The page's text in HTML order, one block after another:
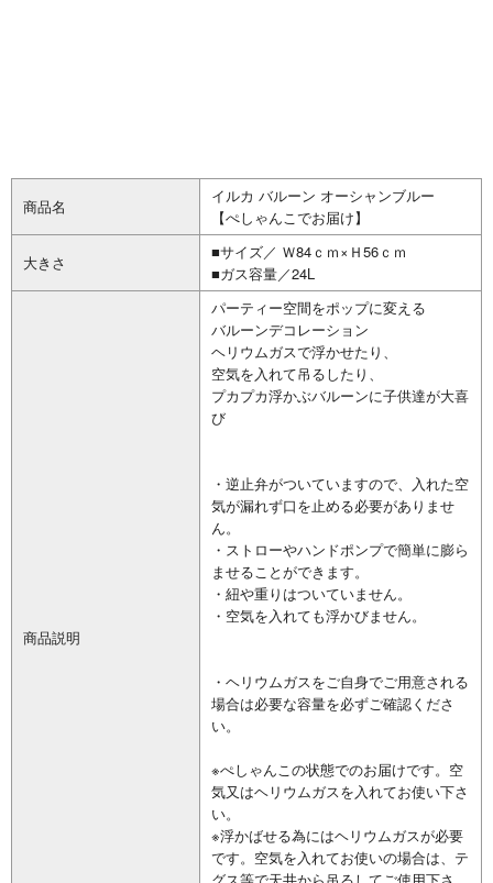
商品名
イルカ バルーン オーシャンブルー
【ぺしゃんこでお届け】
大きさ
■サイズ／ Ｗ84ｃｍ×Ｈ56ｃｍ
■ガス容量／24L
商品説明
パーティー空間をポップに変える
バルーンデコレーション
ヘリウムガスで浮かせたり、
空気を入れて吊るしたり、
プカプカ浮かぶバルーンに子供達が大喜
び
・逆止弁がついていますので、入れた空
気が漏れず口を止める必要がありませ
ん。
・ストローやハンドポンプで簡単に膨ら
ませることができます。
・紐や重りはついていません。
・空気を入れても浮かびません。
・ヘリウムガスをご自身でご用意される
場合は必要な容量を必ずご確認くださ
い。
※ぺしゃんこの状態でのお届けです。空
気又はヘリウムガスを入れてお使い下さ
い。
※浮かばせる為にはヘリウムガスが必要
です。空気を入れてお使いの場合は、テ